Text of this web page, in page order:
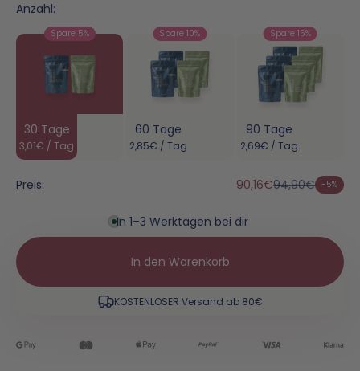
Anzahl:
Spare 5%
30 Tage
3,01€ / Tag
Spare 10%
60 Tage
2,85€ / Tag
Spare 15%
90 Tage
2,69€ / Tag
Preis: 90,16€94,90€ -5%
In 1–3 Werktagen bei dir
In den Warenkorb
KOSTENLOSER Versand ab 80€